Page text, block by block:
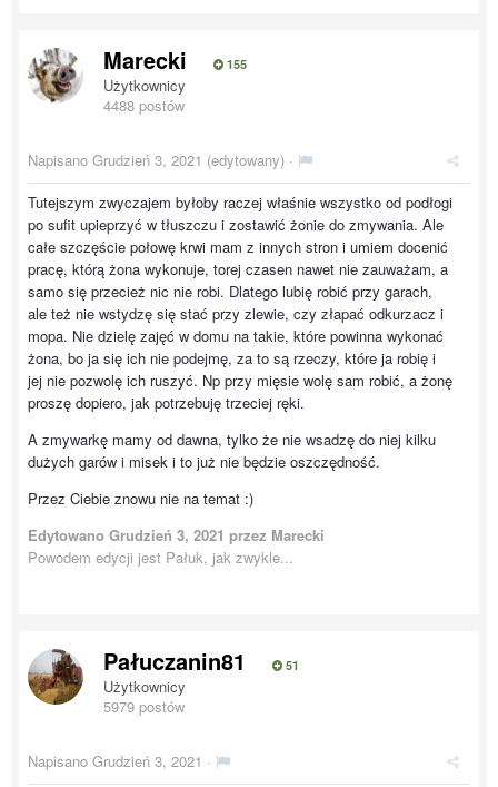
Marecki 155
Użytkownicy
4488 postów
Napisano Grudzień 3, 2021 (edytowany) ·
Tutejszym zwyczajem byłoby raczej właśnie wszystko od podłogi
po sufit upieprzyć w tłuszczu i zostawić żonie do zmywania. Ale
całe szczęście połowę krwi mam z innych stron i umiem docenić
pracę, którą żona wykonuje, torej czasen nawet nie zauważam, a
samo się przecież nic nie robi. Dlatego lubię robić przy garach,
ale też nie wstydzę się stać przy zlewie, czy złapać odkurzacz i
mopa. Nie dzielę zajęć w domu na takie, które powinna wykonać
żona, bo ja się ich nie podejmę, za to są rzeczy, które ja robię i
jej nie pozwolę ich ruszyć. Np przy mięsie wolę sam robić, a żonę
proszę dopiero, jak potrzebuję trzeciej ręki.
A zmywarkę mamy od dawna, tylko że nie wsadzę do niej kilku
dużych garów i misek i to już nie będzie oszczędność.
Przez Ciebie znowu nie na temat :)
Edytowano Grudzień 3, 2021 przez Marecki
Powodem edycji jest Pałuk, jak zwykle...
Pałuczanin81 51
Użytkownicy
5979 postów
Napisano Grudzień 3, 2021 ·